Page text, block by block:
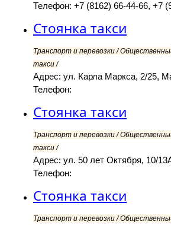
Телефон: +7 (8162) 66-44-66, +7
Стоянка такси
Транспорт и перевозки /
такси /
Адрес: ул. Карла Маркса, 2/25,
Телефон:
Стоянка такси
Транспорт и перевозки /
такси /
Адрес: ул. 50 лет Октября, 10/
Телефон:
Стоянка такси
Транспорт и перевозки /